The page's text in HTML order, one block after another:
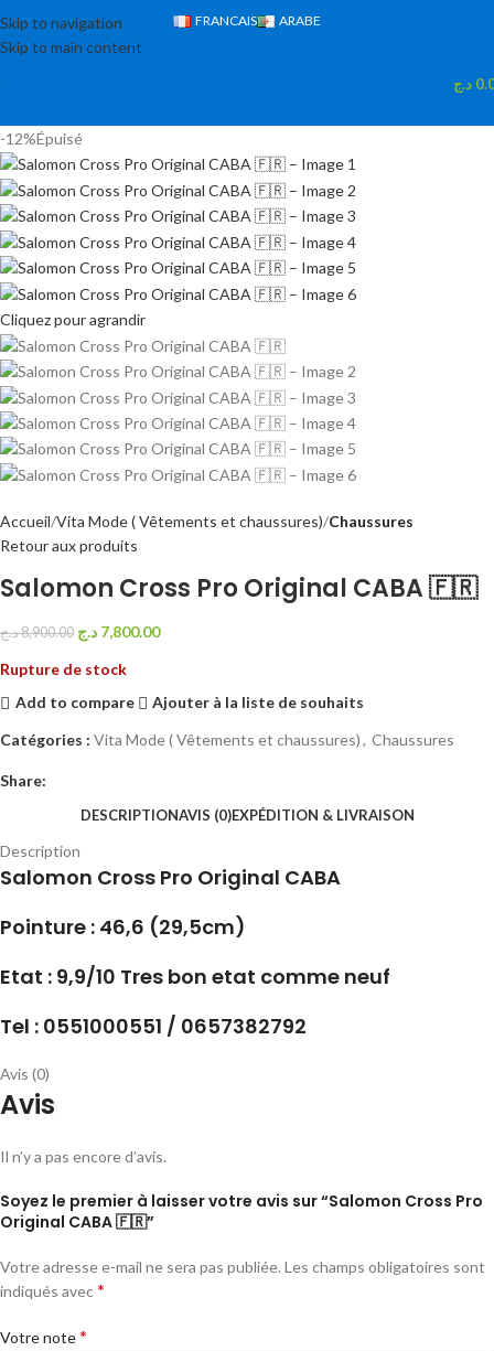
Skip to navigation
Skip to main content
FRANCAIS ARABE
د.ج
-12%Épuisé
Cliquez pour agrandir
Accueil Vita Mode ( Vêtements et chaussures) Chaussures
Retour aux produits
Salomon Cross Pro Original CABA 🇫🇷
8,900.00د.ج 7,800.00 د.ج
Rupture de stock
Add to compare
Ajouter à la liste de souhaits
Catégories : Vita Mode ( Vêtements et chaussures), Chaussures
Share:
DESCRIPTIONAVIS (0)EXPÉDITION & LIVRAISON
Description
Salomon Cross Pro Original CABA
Pointure : 46,6 (29,5cm)
Etat : 9,9/10 Tres bon etat comme neuf
Tel : 0551000551 / 0657382792
Avis (0)
Avis
Il n’y a pas encore d’avis.
Soyez le premier à laisser votre avis sur “Salomon Cross Pro
Original CABA 🇫🇷”
Votre adresse e-mail ne sera pas publiée. Les champs obligatoires sont
indiqués avec*
Votre note*